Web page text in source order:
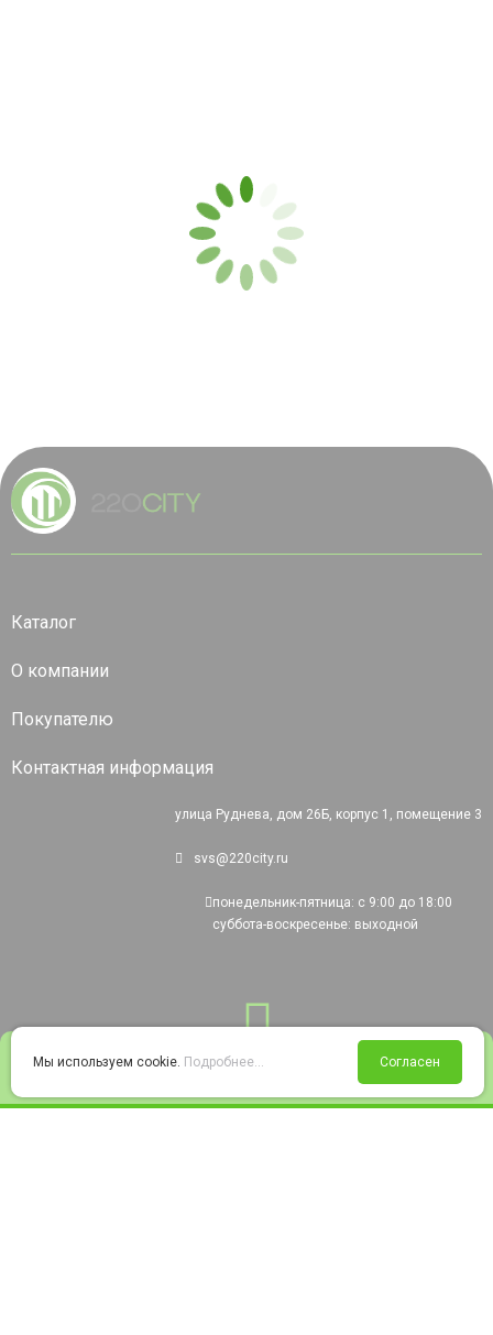
Войти Избранное Корзина
Каталог
О компании
Покупателю
Контактная информация
улица Руднева, дом 26Б, корпус 1, помещение 3
svs@220city.ru
понедельник-пятница: с 9:00 до 18:00
суббота-воскресенье: выходной
Мы используем cookie. Подробнее... Согласен